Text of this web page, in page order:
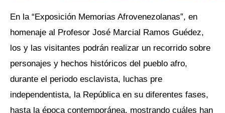
En la “Exposición Memorias Afrovenezolanas”, en
homenaje al Profesor José Marcial Ramos Guédez,
los y las visitantes podrán realizar un recorrido sobre
personajes y hechos históricos del pueblo afro,
durante el periodo esclavista, luchas pre
independentista, la República en su diferentes fases,
hasta la época contemporánea, mostrando cuáles han